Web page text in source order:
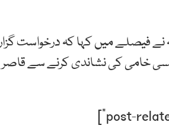
میں کہا کہ درخواست
خامی کی نشاندی کرنے سے قاصر